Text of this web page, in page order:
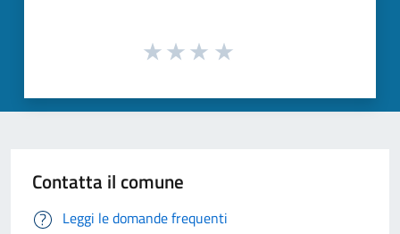
Contatta il comune
Leggi le domande frequenti